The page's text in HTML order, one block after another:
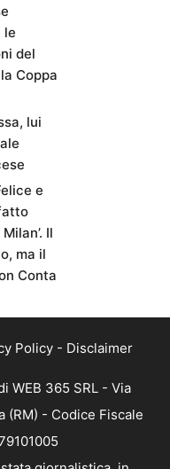
le
del
Coppa
lui
e
Il
ma il
Conta
Policy - Disclaimer
WEB 365 SRL - Via
(RM) - Codice Fiscale